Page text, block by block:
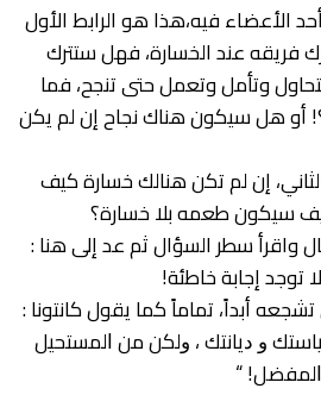
الأعضاء فيه،هذا هو الرابط الأول
فريقه عند الخسارة، فهل ستترك
وتأمل وتعمل حتى تنجح، فما
أو هل سيكون هناك نجاح إن لم يكن
إن لم تكن هنالك خسارة كيف
سيكون طعمه بلا خسارة؟
واقرأ سطر السؤال ثم عد إلى هنا :
توجد إجابة خاطئة!
أبداً، تماماً كما يقول كانتونا :
ﻭ ﺩﻳﺎﻧﺘﻚ ، ﻭﻟﻜﻦ ﻣﻦ ﺍﻟﻤﺴﺘﺤﻴﻞ
“